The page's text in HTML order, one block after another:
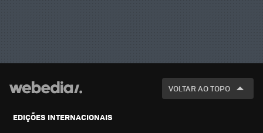
VOLTAR AO TOPO
EDIÇÕES INTERNACIONAIS